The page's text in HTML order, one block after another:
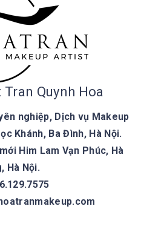
Quynh Hoa
nghiệp, Dịch vụ Makeup
Khánh, Ba Đình, Hà Nội.
Him Lam Vạn Phúc, Hà
Hà Nội.